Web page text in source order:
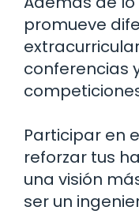
promueve
conferencias
Participar en
reforzar tus
una visión
ser un